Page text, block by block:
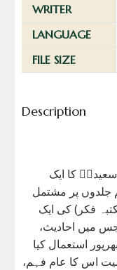
WRITER
LANGUAGE
FILE SIZE
Description
سعیدیؒ کا ایک
جلدوں پر مشتمل
فکر) کی ایک
میں احادیث،
استعمال کیا
اس کا عام فہم،